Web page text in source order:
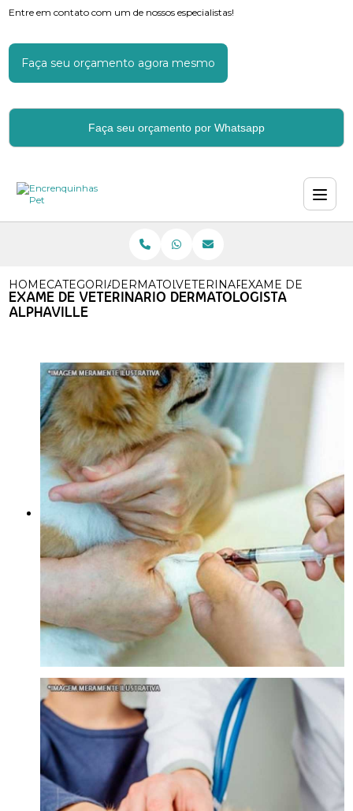
Entre em contato com um de nossos especialistas!
Faça seu orçamento agora mesmo
Faça seu orçamento por Whatsapp
HOMECATEGORIASDERMATOLOGIA VETERINARIA
VETERINARIOEXAME DE
EXAME DE VETERINARIO DERMATOLOGISTA
ALPHAVILLE